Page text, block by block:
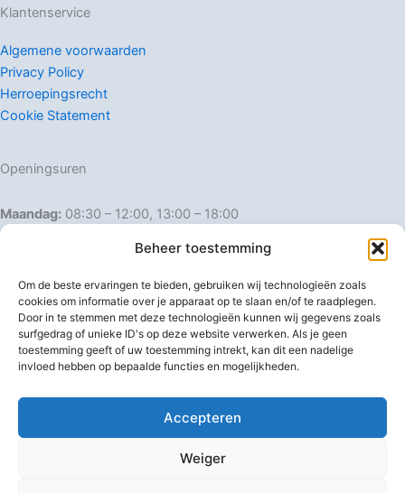
Beheer toestemming
Om de beste ervaringen te bieden, gebruiken wij technologieën zoals
cookies om informatie over je apparaat op te slaan en/of te raadplegen.
Door in te stemmen met deze technologieën kunnen wij gegevens zoals
surfgedrag of unieke ID's op deze website verwerken. Als je geen
toestemming geeft of uw toestemming intrekt, kan dit een nadelige
invloed hebben op bepaalde functies en mogelijkheden.
Accepteren
Weiger
Klantenservice
Algemene voorwaarden
Privacy Policy
Herroepingsrecht
Cookie Statement
Openingsuren
Maandag: 08:30 – 12:00, 13:00 – 18:00
Dinsdag:
08:30 – 12:00, 13:00 – 18:00
Donderdag: 08:30 – 12:00, 13:00 – 18:00
Vrijdag: 08:30 – 12:00, 13:00 – 18:00
Zaterdag: 08:30 – 16:00
Zondag: Gesloten